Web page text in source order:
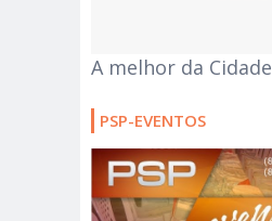
A melhor da Cidade
PSP-EVENTOS